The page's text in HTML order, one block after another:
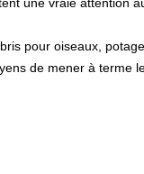
pour oiseaux,
de mener à terme